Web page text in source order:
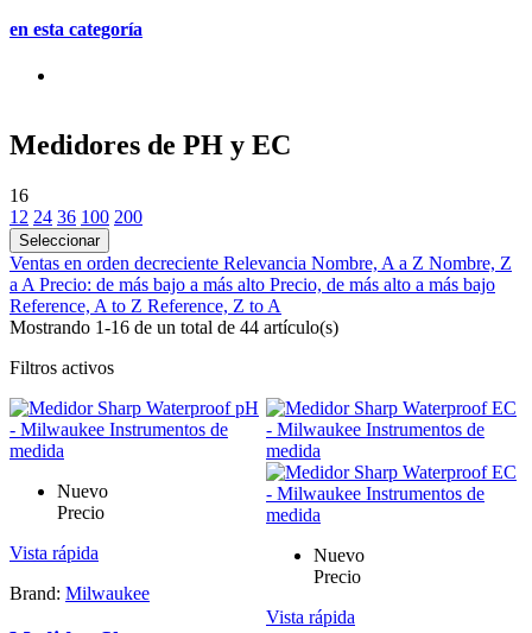
en esta categoría
Medidores de PH y EC
16
12 24 36 100 200
Seleccionar
Ventas en orden decreciente Relevancia Nombre, A a Z Nombre, Z
a A Precio: de más bajo a más alto Precio, de más alto a más bajo
Reference, A to Z Reference, Z to A
Mostrando 1-16 de un total de 44 artículo(s)
Filtros activos
Nuevo
Precio
Vista rápida
Brand: Milwaukee
Nuevo
Precio
Vista rápida